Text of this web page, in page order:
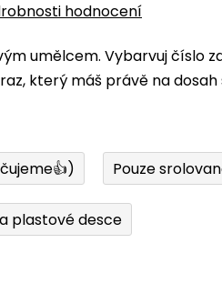
hodnocení
umělcem. Vybarvuj číslo
který máš právě na
Pouze
plastové desce